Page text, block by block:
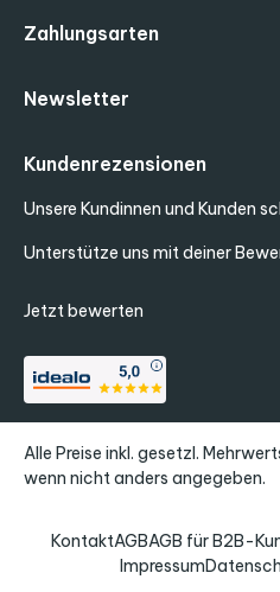
Zahlungsarten
Kundenrezensionen
Unsere Kundinnen und Kunden
Unterstütze uns mit deiner
Jetzt bewerten
Newsletter
Alle Preise inkl. gesetzl.
wenn nicht anders angegeben.
KontaktAGBAGB für B2B-
Impressum